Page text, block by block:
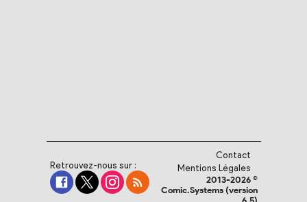
Retrouvez-nous sur :
Contact
Mentions Légales
2013-2026 ©
Comic.Systems (version